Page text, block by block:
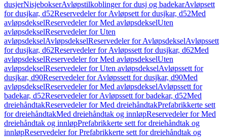
dusjerNisjebokserAvløpstilkoblinger for dusj og badekarAvløpsett
for dusjkar, d52Reservedeler for Avløpsett for dusjkar, d52Med
avløpsdekselReservedeler for Med avløpsdekselUten
avløpsdekselReservedeler for Uten
avløpsdekselAvløpsdekselReservedeler for AvløpsdekselAvløpssett
for dusjkar, d62Reservedeler for Avløpssett for dusjkar, d62Med
avløpsdekselReservedeler for Med avløpsdekselUten
avløpsdekselReservedeler for Uten avløpsdekselAvløpssett for
dusjkar, d90Reservedeler for Avløpssett for dusjkar, d90Med
avløpsdekselReservedeler for Med avløpsdekselAvløpssett for
badekar, d52Reservedeler for Avløpssett for badekar, d52Med
dreiehåndtakReservedeler for Med dreiehåndtakPrefabrikkerte sett
for dreiehåndtakMed dreiehåndtak og innløpReservedeler for Med
dreiehåndtak og innløpPrefabrikkerte sett for dreiehåndtak og
innløpReservedeler for Prefabrikkerte sett for dreiehåndtak og